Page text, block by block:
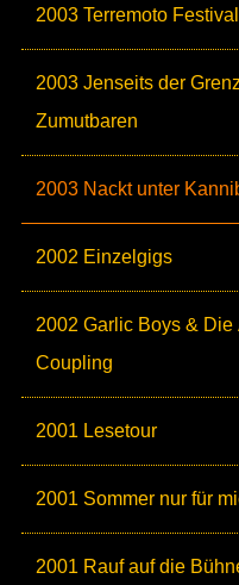
2003 Terremoto Festival
2003 Jenseits der
Zumutbaren
2003 Nackt unter
2002 Einzelgigs
2002 Garlic Boys & Die
Coupling
2001 Lesetour
2001 Sommer nur für
2001 Rauf auf die